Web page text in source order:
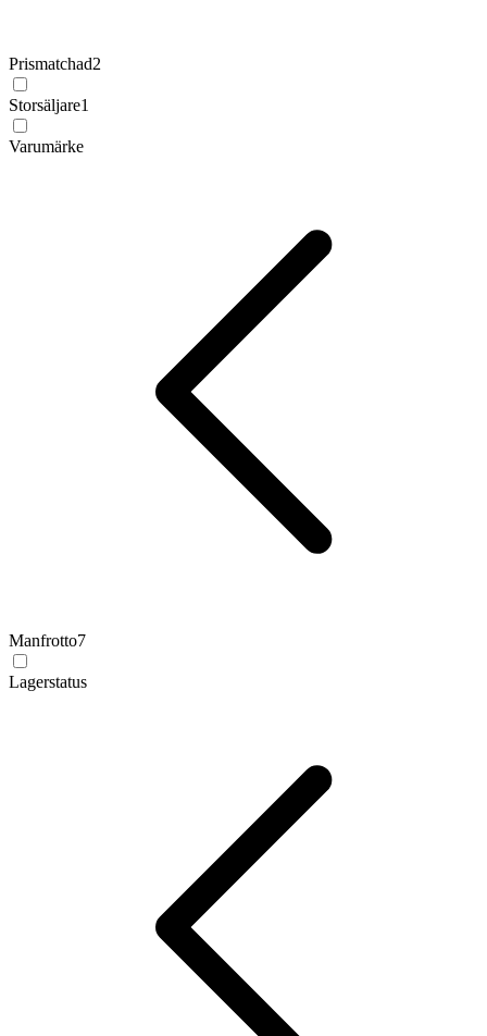
Prismatchad2
Storsäljare1
Varumärke
Manfrotto7
Lagerstatus